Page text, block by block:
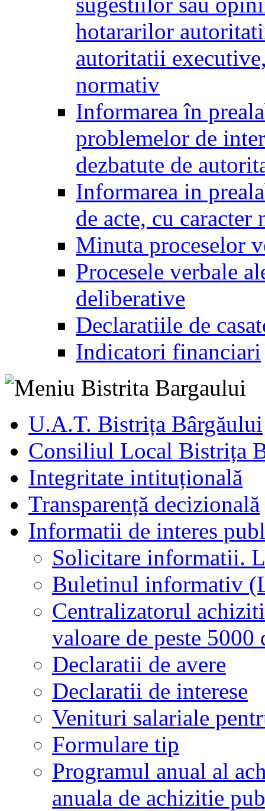
hotararilor
autoritatii
normativ
Informarea în
problemelor de
dezbatute de
Informarea in
de acte, cu caracter
Minuta proceselor
Procesele verbale
deliberative
Declaratiile de
Indicatori financiari
U.A.T. Bistrița Bârgăului
Consiliul Local Bistrița
Integritate intituțională
Transparență decizională
Informatii de interes
Solicitare informatii.
Buletinul informativ
Centralizatorul
valoare de peste
Declaratii de avere
Declaratii de interese
Venituri salariale
Formulare tip
Programul anual al
anuala de achizitie